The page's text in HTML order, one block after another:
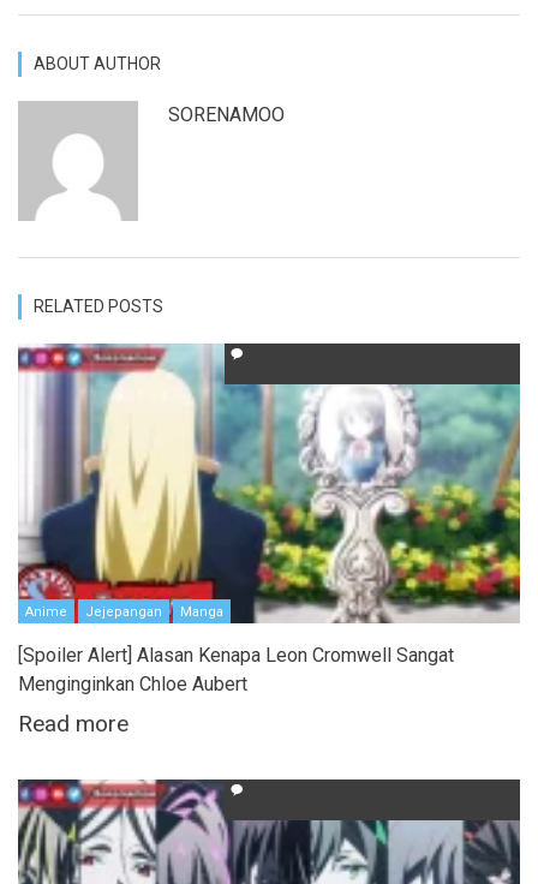
ABOUT AUTHOR
SORENAMOO
RELATED POSTS
Anime Jejepangan Manga
[Spoiler Alert] Alasan Kenapa Leon Cromwell Sangat
Menginginkan Chloe Aubert
Read more